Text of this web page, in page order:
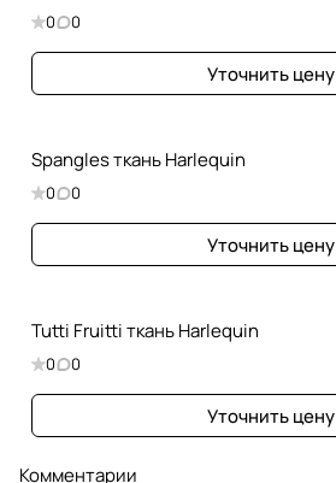
0 0
Уточнить цену
Spangles ткань Harlequin
0 0
Уточнить цену
Tutti Fruitti ткань Harlequin
0 0
Уточнить цену
Комментарии